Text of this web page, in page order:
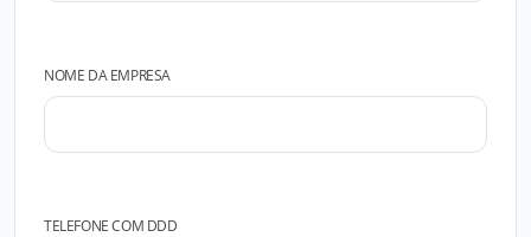
NOME DA EMPRESA
TELEFONE COM DDD